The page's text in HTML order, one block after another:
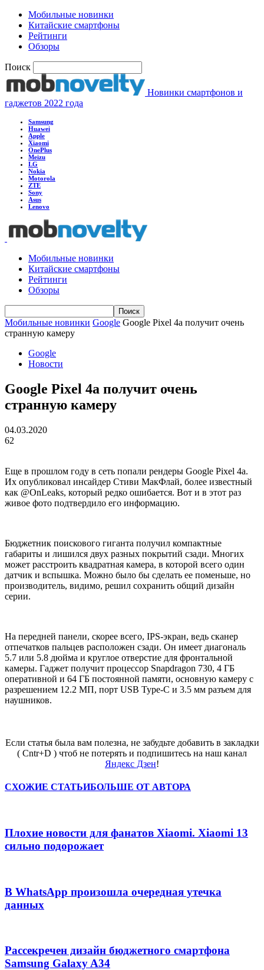
Мобильные новинки
Китайские смартфоны
Рейтинги
Обзоры
Поиск
Новинки смартфонов и
гаджетов 2022 года
Samsung
Huawei
Apple
Xiaomi
OnePlus
Meizu
LG
Nokia
Motorola
ZTE
Sony
Asus
Lenovo
Мобильные новинки
Китайские смартфоны
Рейтинги
Обзоры
Мобильные новинки Google Google Pixel 4a получит очень
странную камеру
Google
Новости
Google Pixel 4a получит очень
странную камеру
04.03.2020
62
Еще в прошлом году в сеть попали рендеры Google Pixel 4a.
Их опубликовал инсайдер Стиви МакФлай, более известный
как @OnLeaks, который редко ошибается. Вот и в этот раз
живое фото подтвердило его информацию.
Бюджетник поискового гиганта получил компактные
габариты и лишился двух разных покрытий сзади. Многих
может расстроить квадратная камера, в которой всего один
датчик и вспышка. Можно было бы сделать ее поменьше, но
производитель, видимо, решил сохранить общий дизайн
серии.
На передней панели, скорее всего, IPS-экран, ведь сканер
отпечатков пальцев расположен сзади. Он имеет диагональ
5.7 или 5.8 дюйма и круглое отверстие для фронтальной
камеры. Гаджет получит процессор Snapdragon 730, 4 ГБ
оперативной и 64 ГБ постоянной памяти, основную камеру с
разрешением 12.2 МП, порт USB Type-C и 3.5 мм разъем для
наушников.
Если статья была вам полезна, не забудьте добавить в закладки
( Cntr+D ) чтоб не потерять и подпишитесь на наш канал
Яндекс Дзен!
СХОЖИЕ СТАТЬИБОЛЬШЕ ОТ АВТОРА
Плохие новости для фанатов Xiaomi. Xiaomi 13
сильно подорожает
В WhatsApp произошла очередная утечка
данных
Рассекречен дизайн бюджетного смартфона
Samsung Galaxy A34